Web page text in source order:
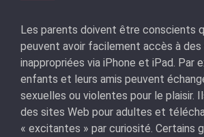
Les parents doivent être conscients
peuvent avoir facilement accès à des
inappropriées via iPhone et iPad. Par
enfants et leurs amis peuvent
sexuelles ou violentes pour le plaisir.
des sites Web pour adultes et
« excitantes » par curiosité. Certains